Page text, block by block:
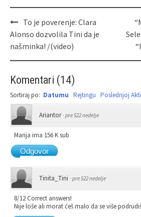
To je poverenje: Clara
Alonso dozvolila Tini da je
našminka! /(video)
Komentari (14)
Sortiraj po: Datumu Rejtingu Poslednjoj
Ariantor · pre 522 nedelje
Marija ima 156 K sub
Odgovor
Tinita_Tini · pre 522 nedelje
8/12 Correct answers!
Nije loše ali morat ćeš malo da se više